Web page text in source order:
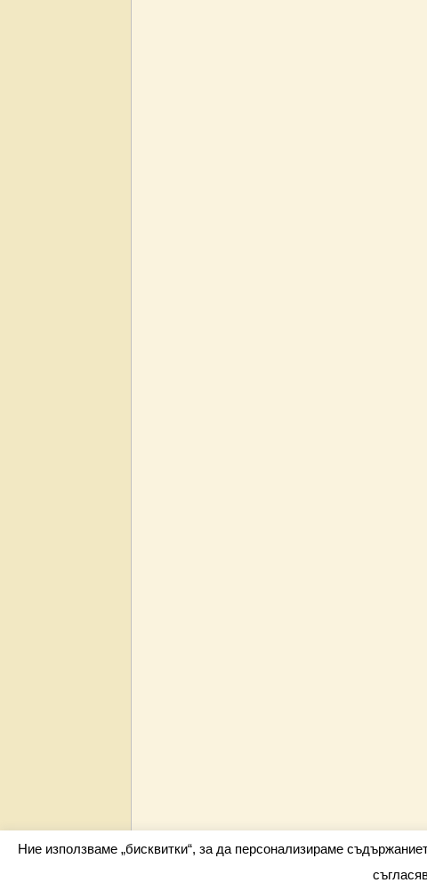
Всички права запазени barometar.net © 2026
Ние използваме „бисквитки“, за да персонализираме